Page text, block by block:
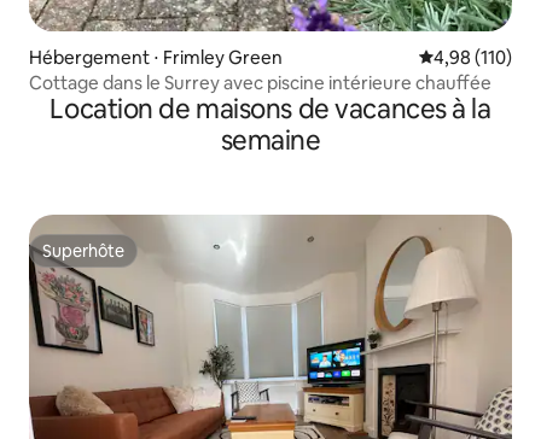
Hébergement ⋅ Frimley Green Évaluation
4,98 (110)
Cottage dans le Surrey avec piscine intérieure chauffée
Location de maisons de vacances à la
semaine
Superhôte
Superhôte